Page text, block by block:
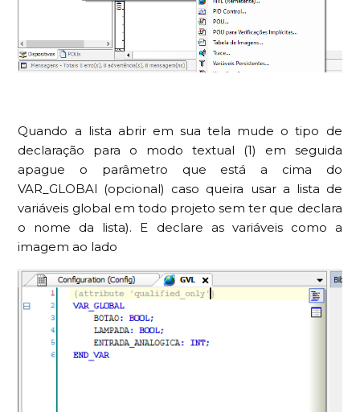
Quando a lista abrir em sua tela mude o tipo de
declaração para o modo textual (1) em seguida
apague o parâmetro que está a cima do
VAR_GLOBAl (opcional) caso queira usar a lista de
variáveis global em todo projeto sem ter que declara
o nome da lista). E declare as variáveis como a
imagem ao lado